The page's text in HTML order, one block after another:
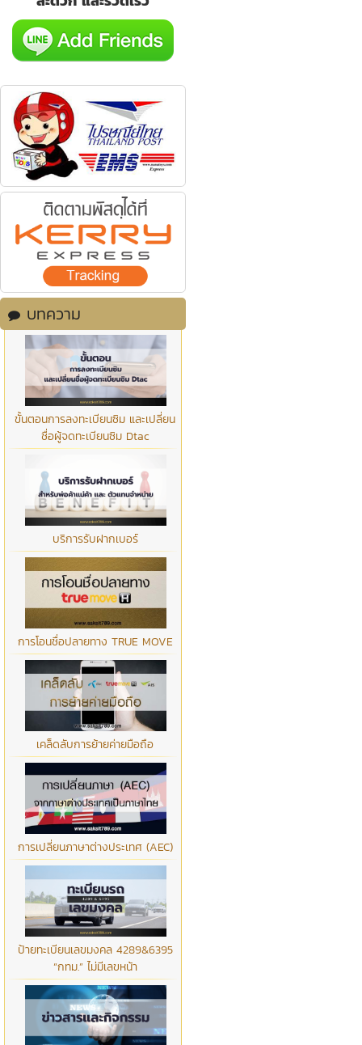
บทความ
ขั้นตอนการลงทะเบียนซิม และเปลี่ยน
ชื่อผู้จดทะเบียนซิม Dtac
บริการรับฝากเบอร์
การโอนชื่อปลายทาง TRUE MOVE
เคล็ดลับการย้ายค่ายมือถือ
การเปลี่ยนภาษาต่างประเทศ (AEC)
ป้ายทะเบียนเลขมงคล 4289&6395
“กทม.” ไม่มีเลขหน้า